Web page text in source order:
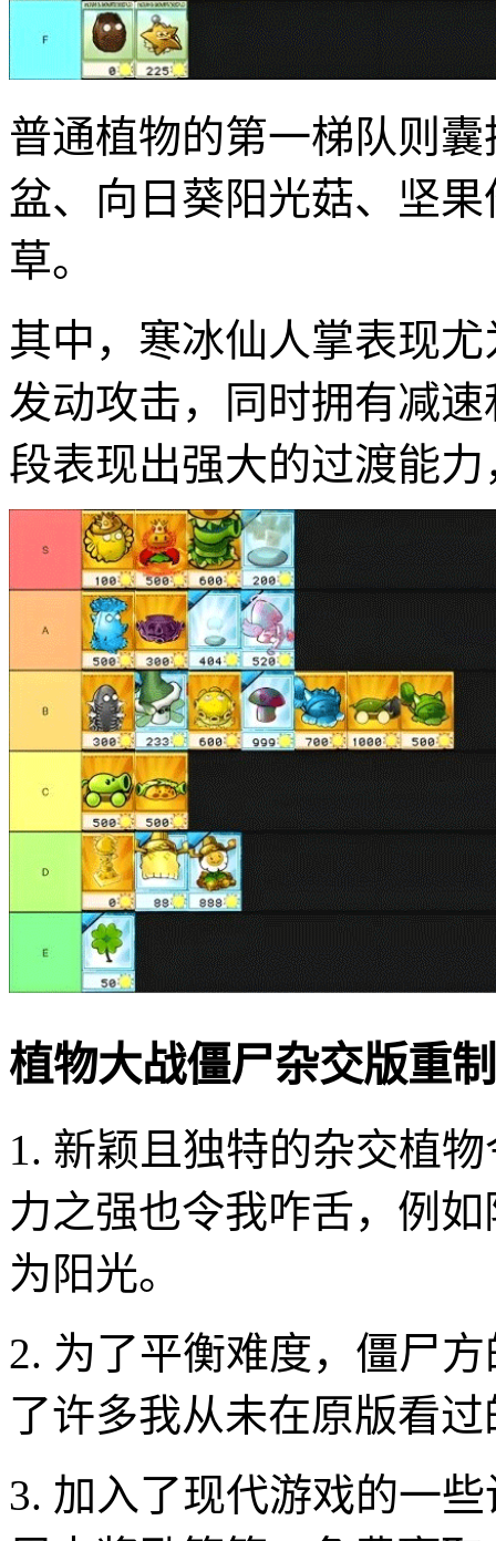
普通植物的第一梯队则
盆、向日葵阳光菇、坚
草。
其中，寒冰仙人掌表现
发动攻击，同时拥有减
段表现出强大的过渡能
植物大战僵尸杂交版重
1. 新颖且独特的杂交植
力之强也令我咋舌，例
为阳光。
2. 为了平衡难度，僵尸
了许多我从未在原版看
3. 加入了现代游戏的一